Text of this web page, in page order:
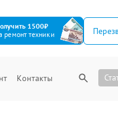
1500₽
ремонт техники
Контакты